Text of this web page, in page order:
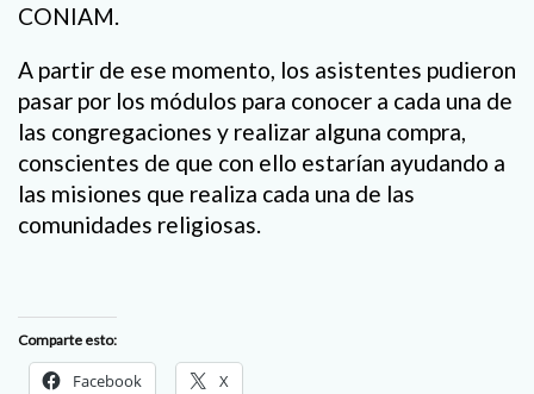
CONIAM.
A partir de ese momento, los asistentes pudieron
pasar por los módulos para conocer a cada una de
las congregaciones y realizar alguna compra,
conscientes de que con ello estarían ayudando a
las misiones que realiza cada una de las
comunidades religiosas.
Comparte esto:
Facebook X